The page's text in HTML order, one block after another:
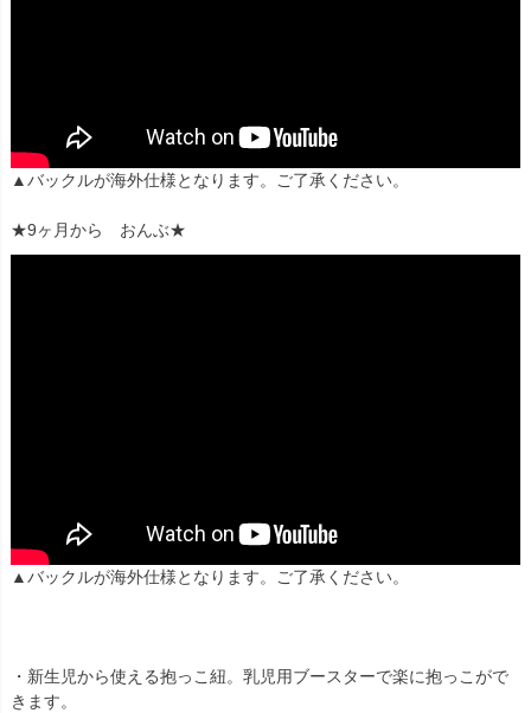
▲バックルが海外仕様となります。ご了承ください。
★9ヶ月から おんぶ★
▲バックルが海外仕様となります。ご了承ください。
・新生児から使える抱っこ紐。乳児用ブースターで楽に抱っこがで
きます。